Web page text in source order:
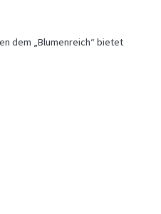
dem „Blumenreich“ bietet